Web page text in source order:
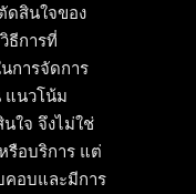
ดสินใจของ
ธีการที่
การจัดการ
แนวโน้ม
ใจ จึงไม่ใช่
รือบริการ แต่
คอบและมีการ